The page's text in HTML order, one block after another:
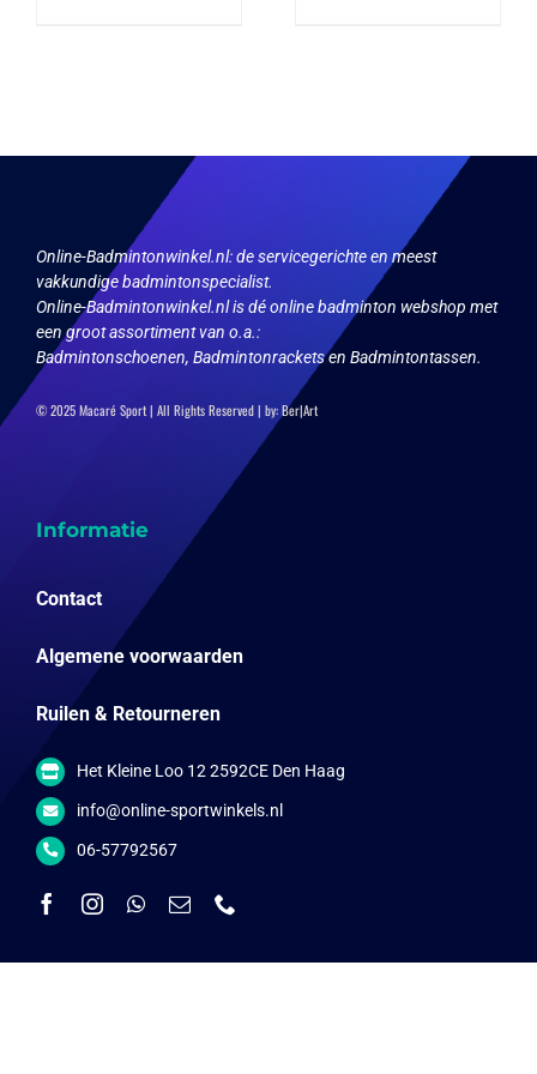
worden
productpagina
worden
productpagina
Online-Badmintonwinkel.nl:de servicegerichte en meest
vakkundige badmintonspecialist.
Online-Badmintonwinkel.nl is dé online badminton webshop met
een groot assortiment van o.a.:
Badmintonschoenen, Badmintonrackets en Badmintontassen.
© 2025 Macaré Sport | All Rights Reserved | by:Ber|Art
Informatie
Contact
Algemene voorwaarden
Ruilen & Retourneren
Het Kleine Loo 12 2592CE Den Haag
info@online-sportwinkels.nl
06-57792567